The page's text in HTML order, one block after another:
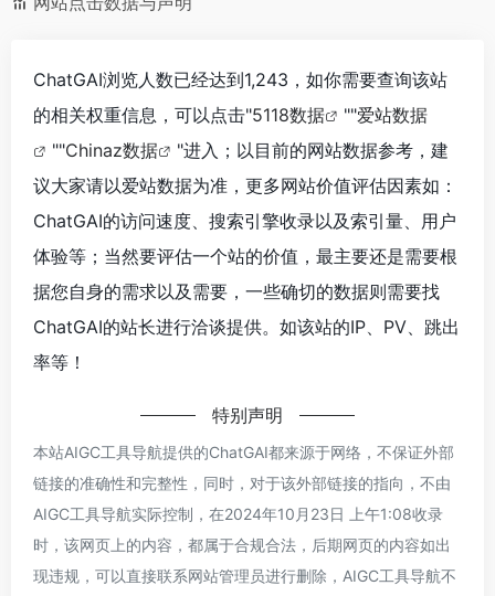
ChatGAI浏览人数已经达到1,243，如你需要查询该站
的相关权重信息，可以点击"5118数据 ""爱站数据
""Chinaz数据
"进入；以目前的网站数据参考，建
议大家请以爱站数据为准，更多网站价值评估因素如：
ChatGAI的访问速度、搜索引擎收录以及索引量、用户
体验等；当然要评估一个站的价值，最主要还是需要根
据您自身的需求以及需要，一些确切的数据则需要找
ChatGAI的站长进行洽谈提供。如该站的IP、PV、跳出
率等！
特别声明
本站AIGC工具导航提供的ChatGAI都来源于网络，不保证外部
链接的准确性和完整性，同时，对于该外部链接的指向，不由
AIGC工具导航实际控制，在2024年10月23日 上午1:08收录
时，该网页上的内容，都属于合规合法，后期网页的内容如出
现违规，可以直接联系网站管理员进行删除，AIGC工具导航不